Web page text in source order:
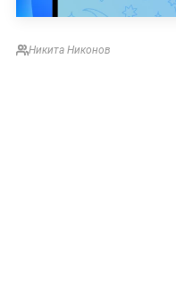
Никита Никонов